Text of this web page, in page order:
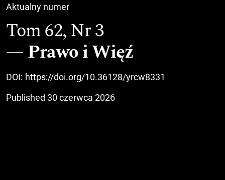
Aktualny numer
Tom 62,Nr 3
Prawo i Więź
DOI: https://doi.org/10.36128/yrcw8331
Published 30 czerwca 2026